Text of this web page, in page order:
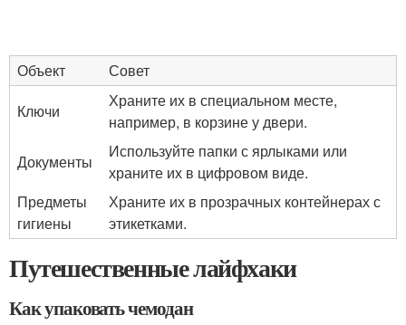
Объект
Совет
Ключи
Храните их в специальном месте,
например, в корзине у двери.
Документы
Используйте папки с ярлыками или
храните их в цифровом виде.
Предметы
гигиены
Храните их в прозрачных контейнерах с
этикетками.
Путешественные лайфхаки
Как упаковать чемодан